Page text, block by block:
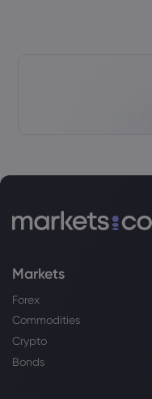
Markets
Forex
Commodities
Crypto
Bonds